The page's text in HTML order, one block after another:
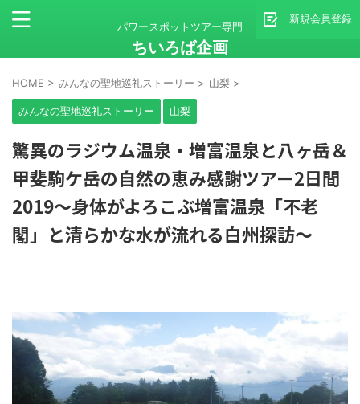
新規会員登録
パワースポットツアー専門
ちいろば企画
HOME > みんなの聖地巡礼ストーリー > 山梨 >
みんなの聖地巡礼ストーリー 山梨
驚異のラジウム温泉・増富温泉と八ヶ岳＆
甲斐駒ケ岳の自然の恵み感謝ツアー2日間
2019～身体がよろこぶ増富温泉「不老
閣」と清らかな水が流れる白州探訪～